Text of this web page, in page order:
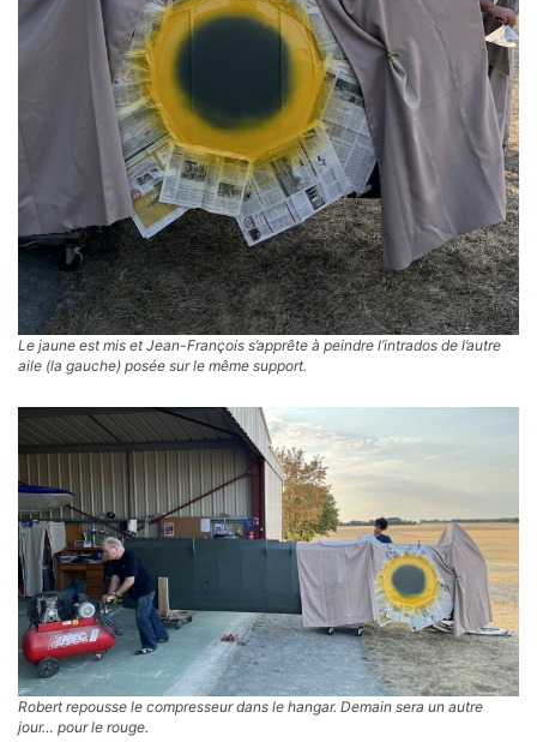
Le jaune est mis et Jean-François s’apprête à peindre l’intrados de l’autre
aile (la gauche) posée sur le même support.
Robert repousse le compresseur dans le hangar. Demain sera un autre
jour… pour le rouge.